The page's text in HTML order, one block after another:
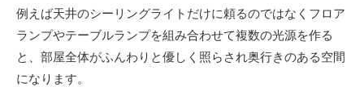
例えば天井のシーリングライトだけに頼るのではなくフロア
ランプやテーブルランプを組み合わせて複数の光源を作る
と、部屋全体がふんわりと優しく照らされ奥行きのある空間
になります。